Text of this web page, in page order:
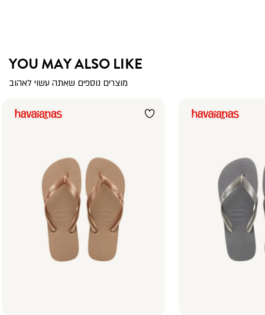
YOU MAY ALSO LIKE
מוצרים נוספים שאתה עשוי לאהוב